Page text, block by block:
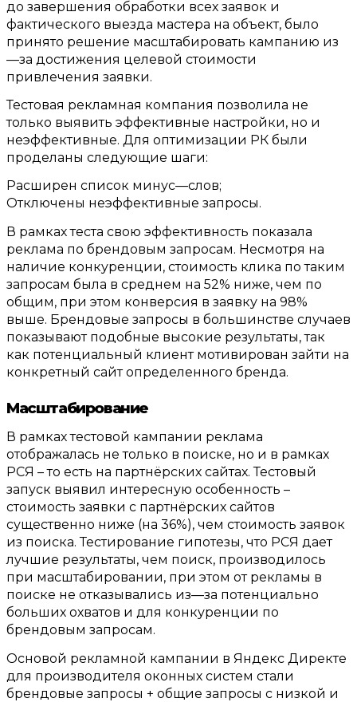
до завершения обработки всех заявок и
фактического выезда мастера на объект, было
принято решение масштабировать кампанию из
—за достижения целевой стоимости
привлечения заявки.
Тестовая рекламная компания позволила не
только выявить эффективные настройки, но и
неэффективные. Для оптимизации РК были
проделаны следующие шаги:
Расширен список минус—слов;
Отключены неэффективные запросы.
В рамках теста свою эффективность показала
реклама по брендовым запросам. Несмотря на
наличие конкуренции, стоимость клика по таким
запросам была в среднем на 52% ниже, чем по
общим, при этом конверсия в заявку на 98%
выше. Брендовые запросы в большинстве случаев
показывают подобные высокие результаты,так
как потенциальный клиент мотивирован зайти на
конкретный сайт определенного бренда.
Масштабирование
В рамках тестовой кампании реклама
отображалась не только в поиске, но и в рамках
РСЯ – то есть на партнёрских сайтах.Тестовый
запуск выявил интересную особенность –
стоимость заявки с партнёрских сайтов
существенно ниже (на 36%), чем стоимость заявок
из поиска.Тестирование гипотезы, что РСЯ дает
лучшие результаты, чем поиск, производилось
при масштабировании, при этом от рекламы в
поиске не отказывались из—за потенциально
больших охватов и для конкуренции по
брендовым запросам.
Основой рекламной кампании в Яндекс Директе
для производителя оконных систем стали
брендовые запросы + общие запросы с низкой и